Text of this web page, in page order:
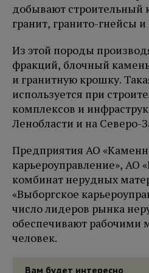
добывают строительный
гранит, гранито-гнейсы
Из этой породы
фракций, блочный
и гранитную крошку.
используется при
комплексов и
Ленобласти и на Северо-
Предприятия АО
карьероуправление», АО
комбинат нерудных
«Выборгское
число лидеров рынка
обеспечивают рабочими
человек.
Вам будет интересно